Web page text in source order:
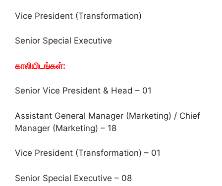
Vice President (Transformation)
Senior Special Executive
காலியிடங்கள்:
Senior Vice President & Head – 01
Assistant General Manager (Marketing) / Chief
Manager (Marketing) – 18
Vice President (Transformation) – 01
Senior Special Executive – 08